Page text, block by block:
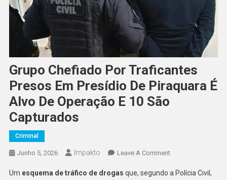
Grupo Chefiado Por Traficantes
Presos Em Presídio De Piraquara É
Alvo De Operação E 10 São
Capturados
Criminal
Junho 5, 2026 Impakto Leave A CommentOn
Chefiado
Um esquema de tráfico de drogas que, segundo a Polícia Civil,